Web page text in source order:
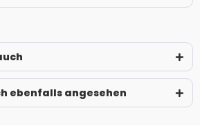
ebenfalls angesehen